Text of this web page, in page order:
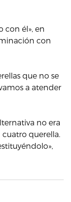
con él», en
con
que no se
a atender
no era
querella.